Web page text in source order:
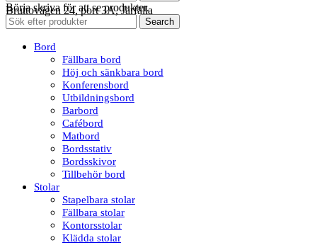
Bruttovägen 24, port 3A, Järfälla
Börja skriva för att se produkter.
Search
Bord
Fällbara bord
Höj och sänkbara bord
Konferensbord
Utbildningsbord
Barbord
Cafébord
Matbord
Bordsstativ
Bordsskivor
Tillbehör bord
Stolar
Stapelbara stolar
Fällbara stolar
Kontorsstolar
Klädda stolar